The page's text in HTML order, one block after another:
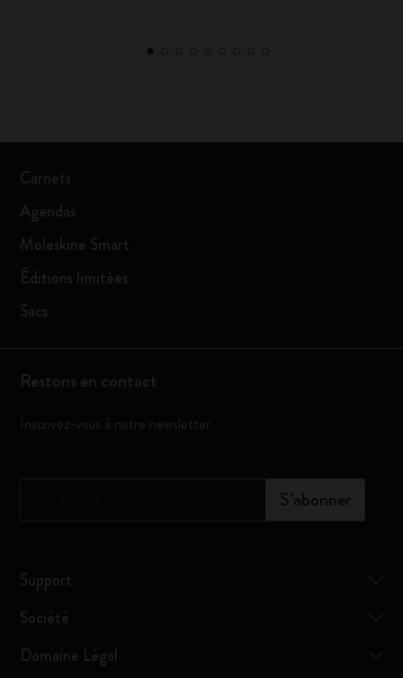
Carnets
Agendas
Moleskine Smart
Éditions limitées
Sacs
Restons en contact
Inscrivez-vous à notre newsletter
S’abonner
Support
Société
Domaine Légal